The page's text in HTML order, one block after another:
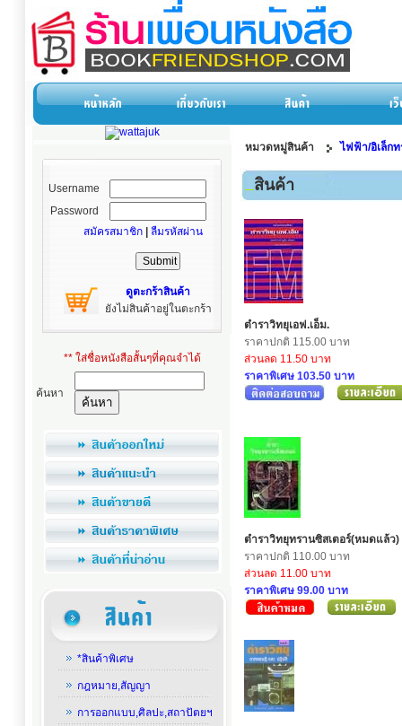
Username
Password
สมัครสมาชิก
ลืมรหัสผ่าน
ดูตะกร้าสินค้า
ยังไม่สินค้าอยู่ในตะกร้า
** ใส่ชื่อหนังสือสั้นๆที่คุณจำได้
ค้นหา
*สินค้าพิเศษ
กฎหมาย,สัญญา
การออกแบบ,ศิลปะ,สถาปัตยฯ
หมวดหมู่สินค้า ไฟฟ้า/อิเล็ก
สินค้า
ตำราวิทยุเอฟ.เอ็ม.
ราคาปกติ 115.00 บาท
ส่วนลด 11.50 บาท
ราคาพิเศษ 103.50 บาท
ตำราวิทยุทรานซิสเตอร์(หมดแล้ว)
ราคาปกติ 110.00 บาท
ส่วนลด 11.00 บาท
ราคาพิเศษ 99.00 บาท